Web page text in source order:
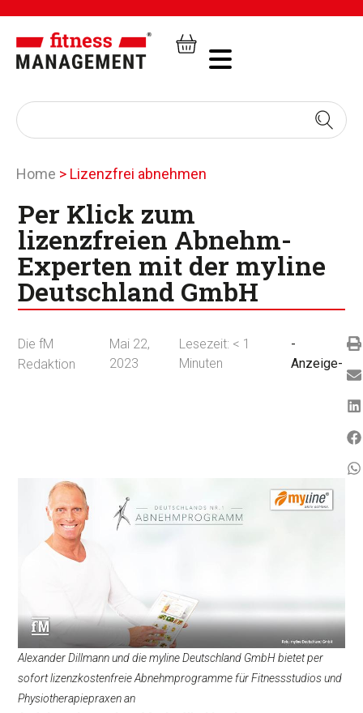
Home > Lizenzfrei abnehmen
Per Klick zum
lizenzfreien Abnehm-
Experten mit der myline
Deutschland GmbH
Die fM
Redaktion
Mai 22,
2023
Lesezeit: < 1
Minuten
-
Anzeige-
Alexander Dillmann und die myline Deutschland GmbH bietet per
sofort lizenzkostenfreie Abnehmprogramme für Fitnessstudios und
Physiotherapiepraxen an